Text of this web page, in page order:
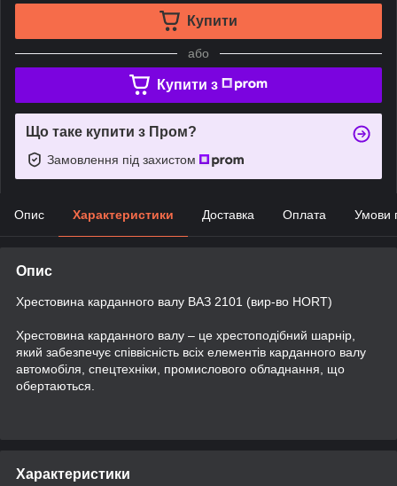
Купити
або
Купити з
Що таке купити з Пром?
Замовлення під захистом
Опис Характеристики Доставка Оплата Умови
Опис
Хрестовина карданного валу ВАЗ 2101 (вир-во HORT)
Хрестовина карданного валу – це хрестоподібний шарнір,
який забезпечує співвісність всіх елементів карданного валу
автомобіля, спецтехніки, промислового обладнання, що
обертаються.
Характеристики